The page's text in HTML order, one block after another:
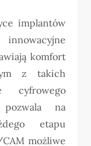
implantów
komfort
z takich
cyfrowego
na
etapu
możliwe